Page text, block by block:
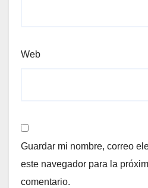
Web
Guardar mi nombre, correo
este navegador para la
comentario.